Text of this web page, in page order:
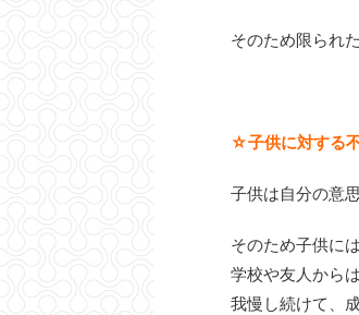
そのため限られ
☆子供に対する
子供は自分の意
そのため子供に
学校や友人から
我慢し続けて、